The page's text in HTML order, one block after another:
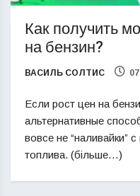
Как получить
на бензин?
ВАСИЛЬ СОЛТИС
Если рост цен на
альтернативные
вовсе не “наливайки”
топлива. (більше…)